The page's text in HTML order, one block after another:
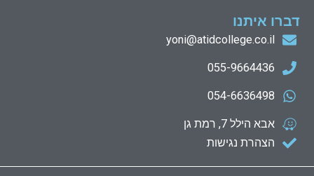
דברו איתנו
yoni@atidcollege.co.il
055-9664436
054-6636498
אבא הילל 7, רמת גן
הצהרת נגישות